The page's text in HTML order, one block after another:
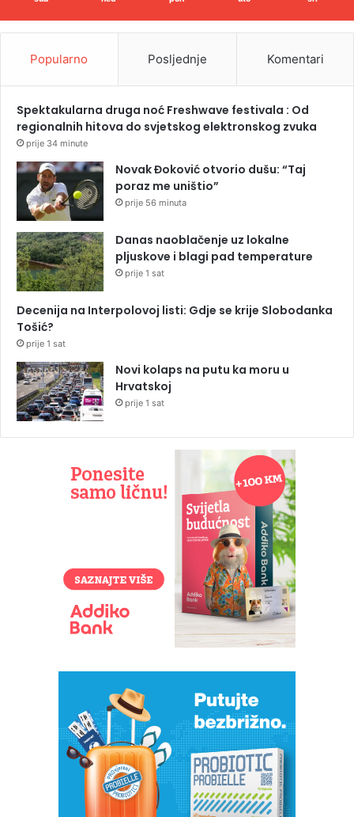
Popularno Posljednje Komentari
Spektakularna druga noć Freshwave festivala : Od
regionalnih hitova do svjetskog elektronskog zvuka
prije 34 minute
Novak Đoković otvorio dušu: “Taj
poraz me uništio”
prije 56 minuta
Danas naoblačenje uz lokalne
pljuskove i blagi pad temperature
prije 1 sat
Decenija na Interpolovoj listi: Gdje se krije Slobodanka
Tošić?
prije 1 sat
Novi kolaps na putu ka moru u
Hrvatskoj
prije 1 sat